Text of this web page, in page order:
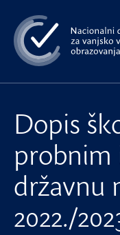
na
glavni
sadržaj
Dopis
probnim
državnu
2022./